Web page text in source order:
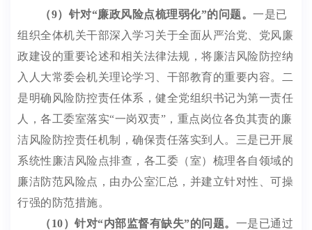
（9）针对“廉政风险点梳理弱化”的问题。 一是已
组织全体机关干部深入学习关于全面从严治党、党风廉
政建设的重要论述和相关法律法规，将廉洁风险防控纳
入 人大常委会机关理论学习、干部教育的重要内容。二
是明确风险防控责任体系，健全党组织书记为第一责任
人，各工委室落实“一岗双责” ，重点岗位各负其责的廉
洁风险防控责任机制，确保责任落实到人。三是已开展
系统性廉洁风险点排查，各工委（室）梳理各自领域的
廉洁防范风险点，由办公室汇总，并建立针对性、可操
行强的防范措施。
（10） 针对“内部监督有缺失”的问题。 一是已通过